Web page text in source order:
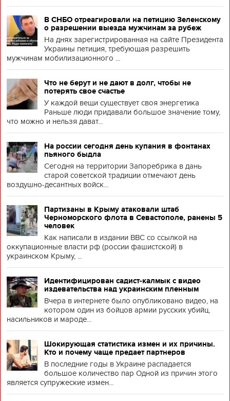
В СНБО отреагировали на петицию Зеленскому
о разрешении выезда мужчинам за рубеж
На днях зарегистрированная на сайте Президента
Украины петиция, требующая разрешить
мужчинам мобилизационного ...
Что не берут и не дают в долг, чтобы не
потерять свое счастье
У каждой вещи существует своя энергетика
Раньше люди придавали большое значение тому,
что можно и нельзя дават...
На россии сегодня день купания в фонтанах
пьяного быдла
Сегодня на территории Запоребрика в дань
старой советской традиции отмечают день
воздушно-десантных войск...
Партизаны в Крыму атаковали штаб
Черноморского флота в Севастополе, ранены 5
человек
Как написали в издании BBC со ссылкой на
оккупационные власти рф (россии фашистской) в
украинском Крыму, ...
Идентифицирован садист-калмык с видео
издевательства над украинским пленным
Вчера в интернете было опубликовано видео, на
котором один из бойцов армии русских убийц,
насильников и мароде...
Шокирующая статистика измен и их причины.
Кто и почему чаще предает партнеров
В последние годы в Украине распадается
большое количество пар Одной из причин этого
является супружеские измен...